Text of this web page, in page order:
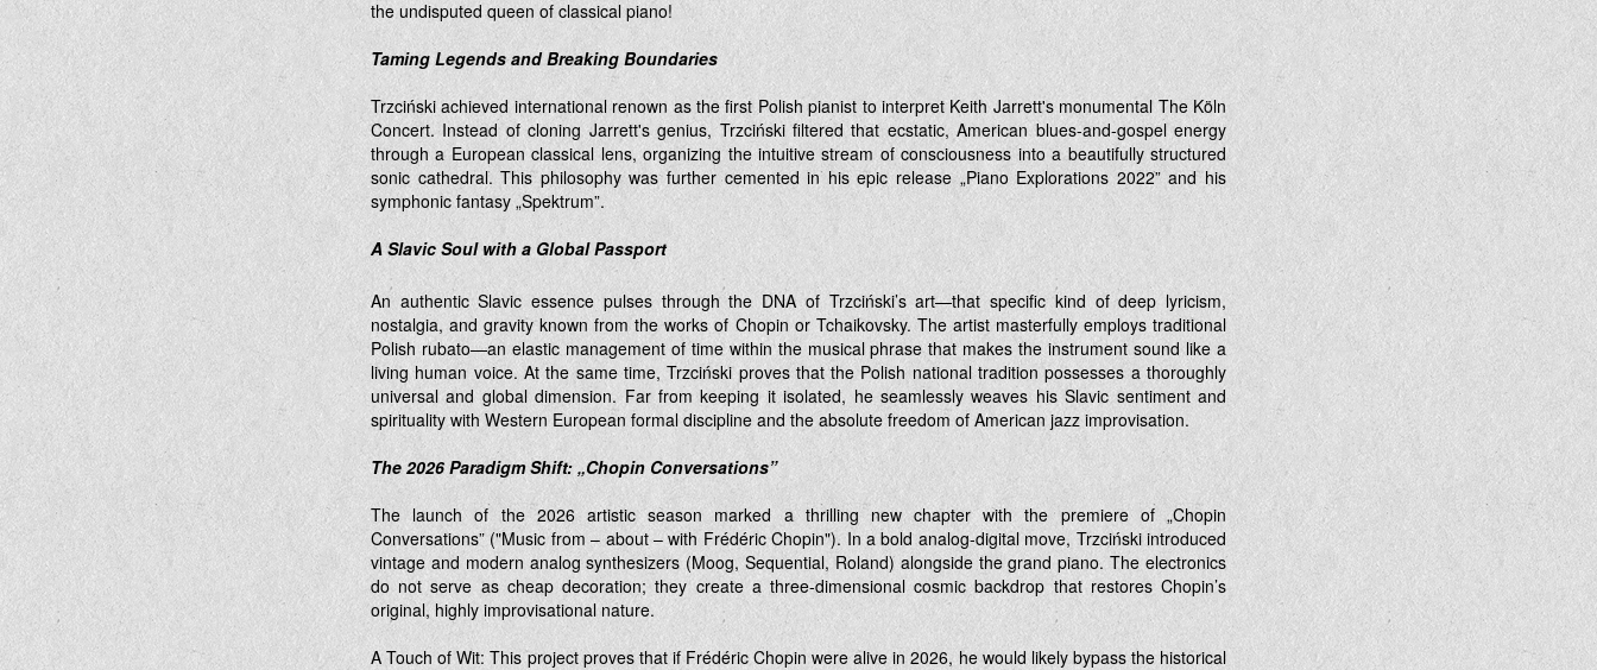
the undisputed queen of classical piano!
Taming Legends and Breaking Boundaries
Trzciński achieved international renown as the first Polish pianist to interpret Keith Jarrett's monumental The Köln
Concert. Instead of cloning Jarrett's genius, Trzciński filtered that ecstatic, American blues-and-gospel energy
through a European classical lens, organizing the intuitive stream of consciousness into a beautifully structured
sonic cathedral. This philosophy was further cemented in his epic release „Piano Explorations 2022” and his
symphonic fantasy „Spektrum”.
A Slavic Soul with a Global Passport
An authentic Slavic essence pulses through the DNA of Trzciński’s art—that specific kind of deep lyricism,
nostalgia, and gravity known from the works of Chopin or Tchaikovsky. The artist masterfully employs traditional
Polish rubato—an elastic management of time within the musical phrase that makes the instrument sound like a
living human voice. At the same time, Trzciński proves that the Polish national tradition possesses a thoroughly
universal and global dimension. Far from keeping it isolated, he seamlessly weaves his Slavic sentiment and
spirituality with Western European formal discipline and the absolute freedom of American jazz improvisation.
The 2026 Paradigm Shift: „Chopin Conversations”
The launch of the 2026 artistic season marked a thrilling new chapter with the premiere of „Chopin
Conversations” ("Music from – about – with Frédéric Chopin"). In a bold analog-digital move, Trzciński introduced
vintage and modern analog synthesizers (Moog, Sequential, Roland) alongside the grand piano. The electronics
do not serve as cheap decoration; they create a three-dimensional cosmic backdrop that restores Chopin’s
original, highly improvisational nature.
A Touch of Wit: This project proves that if Frédéric Chopin were alive in 2026, he would likely bypass the historical